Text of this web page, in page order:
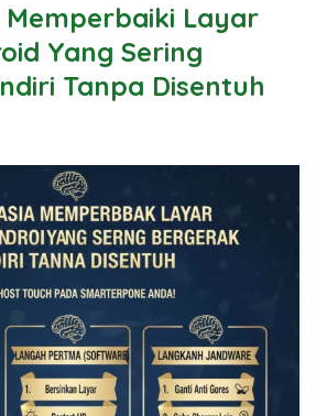
Memperbaiki Layar
Yang Sering
Tanpa Disentuh